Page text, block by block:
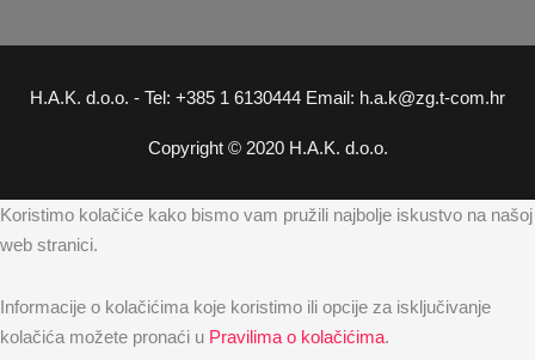
H.A.K. d.o.o. - Tel: +385 1 6130444 Email: h.a.k@zg.t-com.hr
Copyright © 2020 H.A.K. d.o.o.
Koristimo kolačiće kako bismo vam pružili najbolje iskustvo na našoj
web stranici.
Informacije o kolačićima koje koristimo ili opcije za isključivanje
kolačića možete pronaći u Pravilima o kolačićima.